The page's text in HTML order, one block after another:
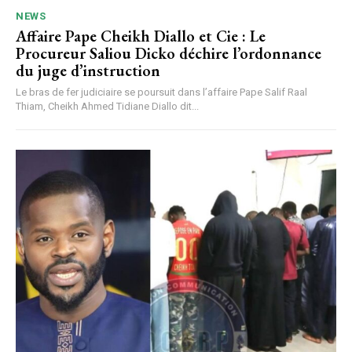
NEWS
Affaire Pape Cheikh Diallo et Cie : Le
Procureur Saliou Dicko déchire l’ordonnance
du juge d’instruction
Le bras de fer judiciaire se poursuit dans l’affaire Pape Salif Raal
Thiam, Cheikh Ahmed Tidiane Diallo dit...